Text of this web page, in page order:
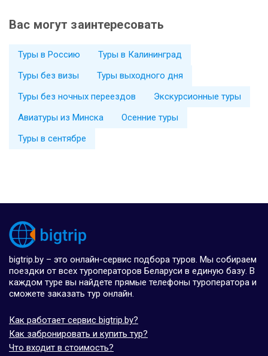
Вас могут заинтересовать
Туры в Россию
Туры в Калининград
Туры без визы
Туры выходного дня
Туры без ночных переездов
Экскурсионные туры
Авиатуры из Минска
Осенние туры
Туры в сентябре
bigtrip.by – это онлайн-сервис подбора туров. Мы собираем
поездки от всех туроператоров Беларуси в единую базу. В
каждом туре вы найдете прямые телефоны туроператора и
сможете заказать тур онлайн.
Как работает сервис bigtrip.by?
Как забронировать и купить тур?
Что входит в стоимость?